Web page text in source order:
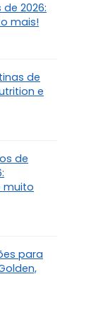
de 2026:
mais!
de
e
de
muito
para